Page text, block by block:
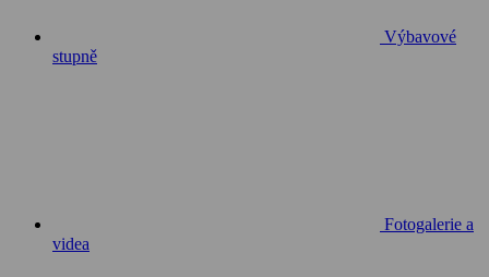
Výbavové
stupně
Fotogalerie a
videa